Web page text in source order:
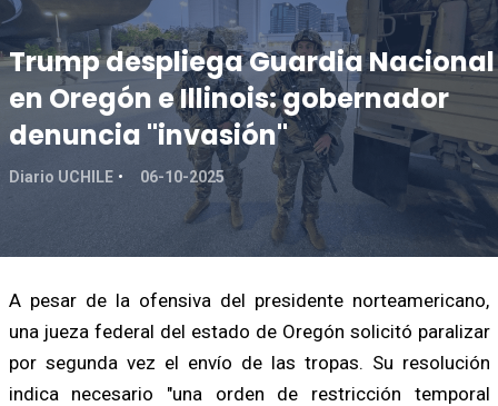
Trump despliega Guardia Nacional
en Oregón e Illinois: gobernador
denuncia "invasión"
Diario UCHILE 06-10-2025
A pesar de la ofensiva del presidente norteamericano,
una jueza federal del estado de Oregón solicitó paralizar
por segunda vez el envío de las tropas. Su resolución
indica necesario "una orden de restricción temporal